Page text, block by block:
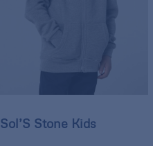
Sol’S Stone Kids